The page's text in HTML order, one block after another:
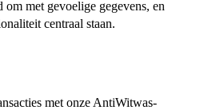
met gevoelige gegevens, en
centraal staan.
met onze AntiWitwas-